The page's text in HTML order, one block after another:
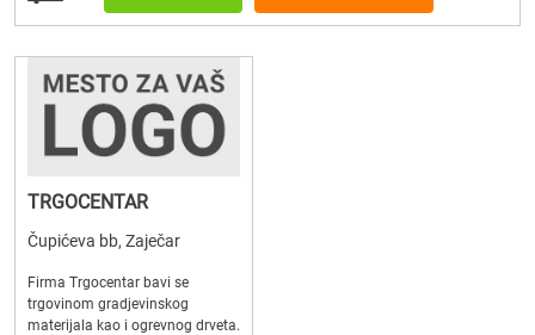
TRGOCENTAR
Čupićeva bb, Zaječar
Firma Trgocentar bavi se
trgovinom gradjevinskog
materijala kao i ogrevnog drveta.